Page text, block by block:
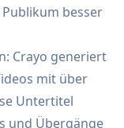
besser
Crayo generiert
mit über
Untertitel
und Übergänge